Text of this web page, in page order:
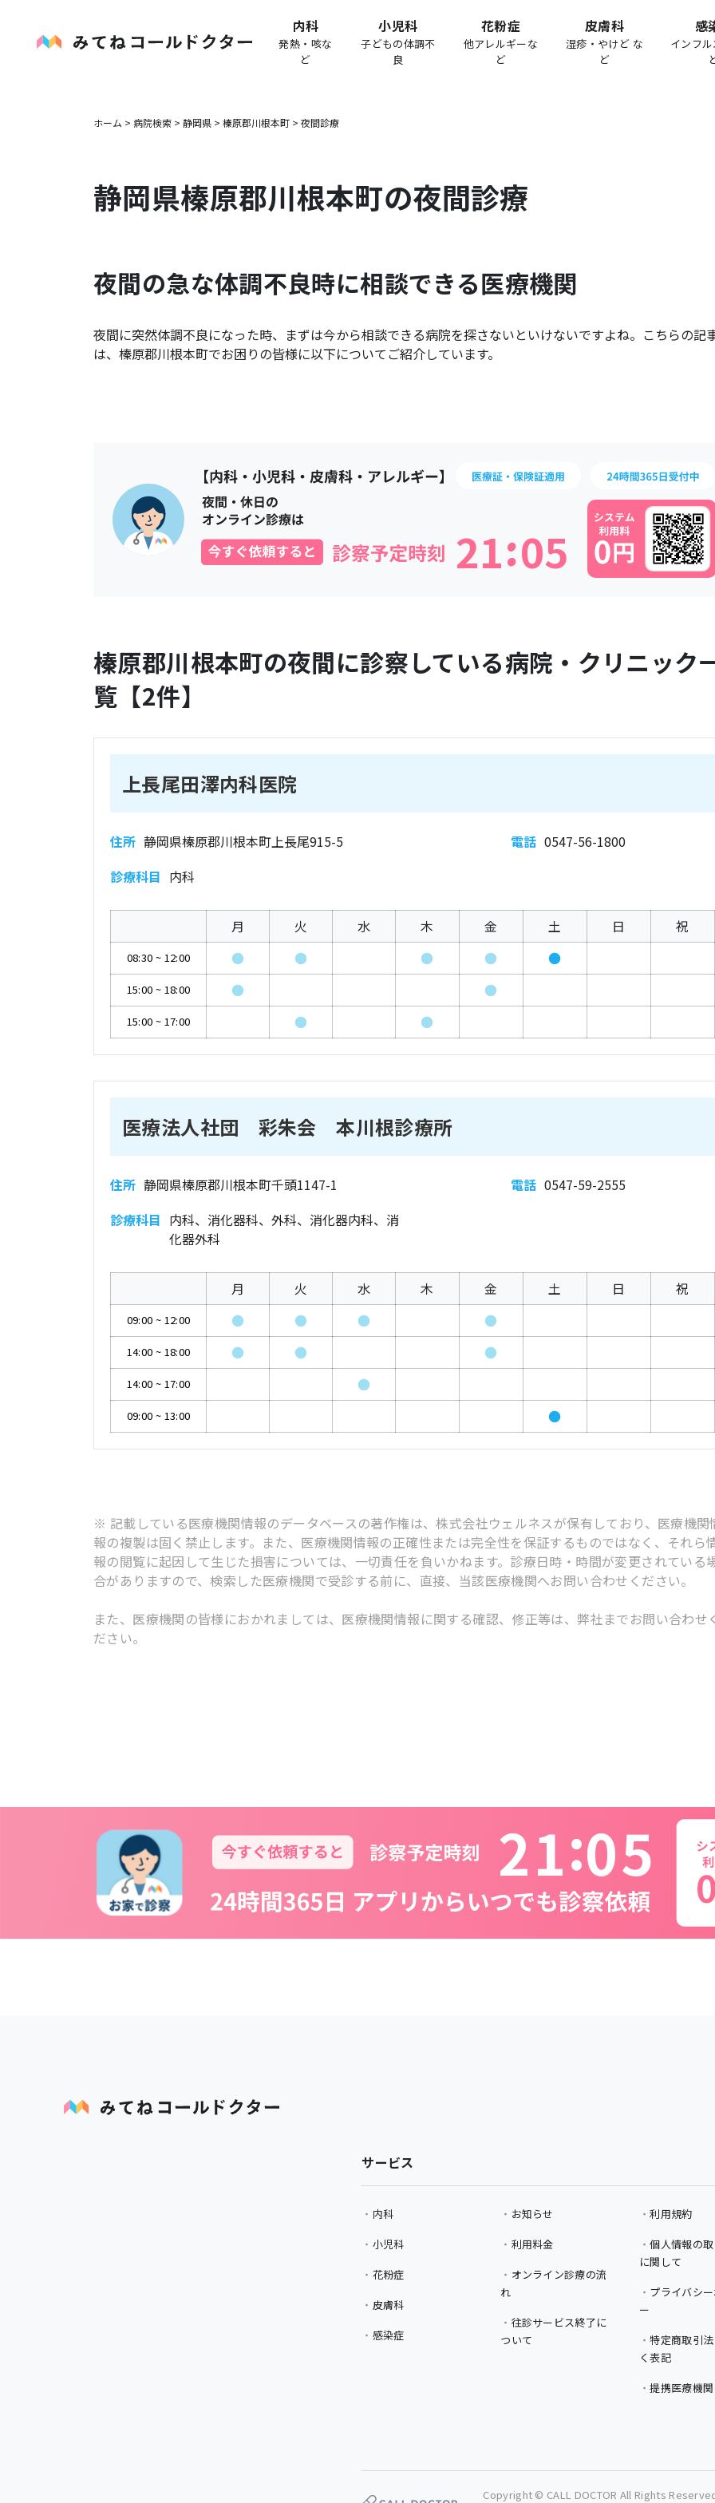
内科
発熱・咳な
ど
小児科
子どもの体調不
良
花粉症
他アレルギーな
ど
皮膚科
湿疹・やけど な
ど
感
インフ
ホーム > 病院検索 > 静岡県 > 榛原郡川根本町 > 夜間診療
静岡県榛原郡川根本町の夜間診療
夜間の急な体調不良時に相談できる医療機関
夜間に突然体調不良になった時、まずは今から相談できる病院を探さないといけないですよね。こちらの記
は、 榛原郡川根本町でお困りの皆様に以下についてご紹介しています。
21 05
:
榛原郡川根本町の夜間に診察している病院・クリニック
覧【2件】
上長尾田澤内科医院
住所 静岡県榛原郡川根本町上長尾915-5 電話 0547-56-1800
診療科目 内科
月 火 水 木 金 土 日 祝
08:30 ~ 12:00 ● ● ● ● ●
15:00 ~ 18:00 ● ●
15:00 ~ 17:00 ● ●
医療法人社団 彩朱会 本川根診療所
住所 静岡県榛原郡川根本町千頭1147-1 電話 0547-59-2555
診療科目 内科、消化器科、外科、消化器内科、消
化器外科
月 火 水 木 金 土 日 祝
09:00 ~ 12:00 ● ● ● ●
14:00 ~ 18:00 ● ● ●
14:00 ~ 17:00 ●
09:00 ~ 13:00 ●
※ 記載している医療機関情報のデータベースの著作権は、株式会社ウェルネスが保有しており、医療機関
報の複製は固く禁止します。また、医療機関情報の正確性または完全性を保証するものではなく、それら
報の閲覧に起因して生じた損害については、一切責任を負いかねます。診療日時・時間が変更されている
合がありますので、検索した医療機関で受診する前に、直接、当該医療機関へお問い合わせください。
また、医療機関の皆様におかれましては、医療機関情報に関する確認、修正等は、弊社までお問い合わせ
ださい。
21 05
サービス
内科
小児科
花粉症
皮膚科
感染症
お知らせ
利用料金
オンライン診療の流
れ
往診サービス終了に
ついて
利用規約
個人情報の
に関して
プライバシ
ー
特定商取引
く表記
提携医療機関
Copyright © CALL DOCTOR All Rights